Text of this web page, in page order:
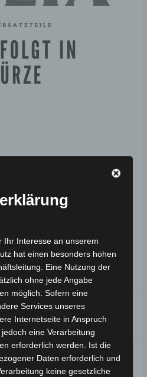
(2022)
B4 Kategorie:
Checkout
Ihr Interesse an unserem
hat einen besonders hohen
Eine Nutzung der
ohne jede Angabe
möglich. Sofern eine
Services unseres
Internetseite in Anspruch
eine Verarbeitung
erforderlich werden. Ist die
Daten erforderlich und
keine gesetzliche